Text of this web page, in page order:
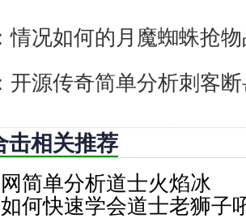
情况如何的月魔蜘蛛抢
开源传奇简单分析刺客
击相关推荐
简单分析道士火焰冰
何快速学会道士老狮子